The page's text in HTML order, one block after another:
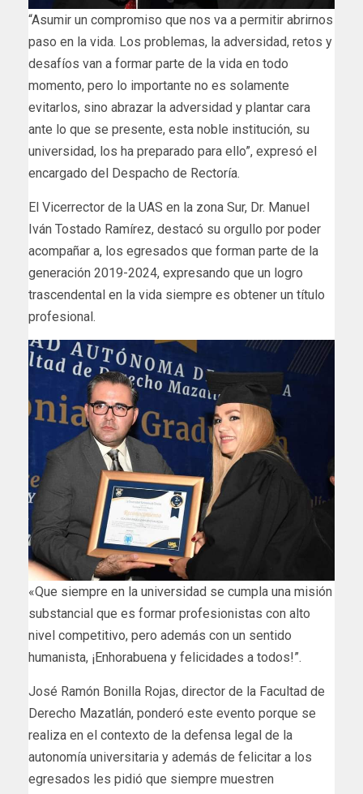
“Asumir un compromiso que nos va a permitir abrirnos
paso en la vida. Los problemas, la adversidad, retos y
desafíos van a formar parte de la vida en todo
momento, pero lo importante no es solamente
evitarlos, sino abrazar la adversidad y plantar cara
ante lo que se presente, esta noble institución, su
universidad, los ha preparado para ello”, expresó el
encargado del Despacho de Rectoría.
El Vicerrector de la UAS en la zona Sur, Dr. Manuel
Iván Tostado Ramírez, destacó su orgullo por poder
acompañar a, los egresados que forman parte de la
generación 2019-2024, expresando que un logro
trascendental en la vida siempre es obtener un título
profesional.
«Que siempre en la universidad se cumpla una misión
substancial que es formar profesionistas con alto
nivel competitivo, pero además con un sentido
humanista, ¡Enhorabuena y felicidades a todos!”.
José Ramón Bonilla Rojas, director de la Facultad de
Derecho Mazatlán, ponderó este evento porque se
realiza en el contexto de la defensa legal de la
autonomía universitaria y además de felicitar a los
egresados les pidió que siempre muestren